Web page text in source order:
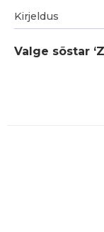
Kirjeldus
Valge sõstar